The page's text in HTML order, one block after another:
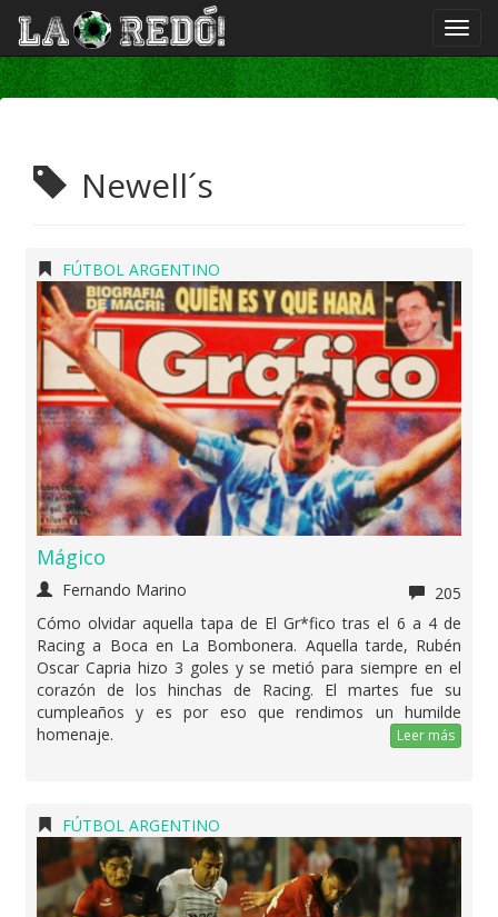
Newell´s
FÚTBOL ARGENTINO
Mágico
Fernando Marino
205
Cómo olvidar aquella tapa de El Gr*fico tras el 6 a 4 de
Racing a Boca en La Bombonera. Aquella tarde, Rubén
Oscar Capria hizo 3 goles y se metió para siempre en el
corazón de los hinchas de Racing. El martes fue su
cumpleaños y es por eso que rendimos un humilde
homenaje.
Leer más
FÚTBOL ARGENTINO